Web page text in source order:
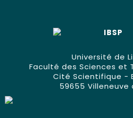
Université de
Faculté des Sciences et
Cité Scientifique -
59655 Villeneuve